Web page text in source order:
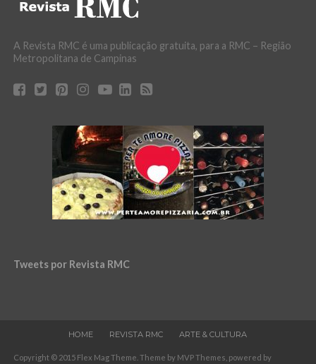
A Revista RMC é uma publicação gratuita, para a RMC – Região
Metropolitana de Campinas
Tweets por Revista RMC
HOME REVISTA RMC ARTE & CULTURA
Copyright © 2015 Flex Mag Theme. Theme by MVP Themes, powered by